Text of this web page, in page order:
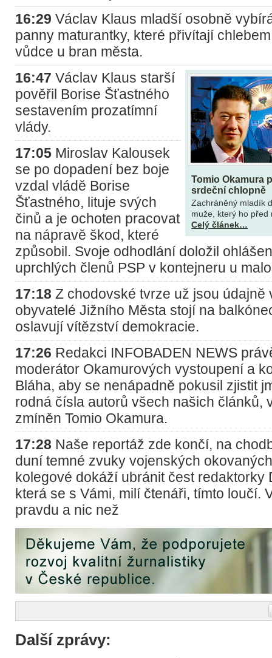
16:29 Václav Klaus mladší osobně
panny maturantky, které přivítají
vůdce u bran města.
Tomio Okamura
srdeční chlopně
Zachráněný mladík
muže, který ho před
Celý článek…
16:47 Václav Klaus starší
pověřil Borise Šťastného
sestavením prozatímní
vlády.
17:05 Miroslav Kalousek
se po dopadení bez boje
vzdal vládě Borise
Šťastného, lituje svých
činů a je ochoten pracovat
na nápravě škod, které
způsobil. Svoje odhodlání doložil
uprchlých členů PSP v kontejneru u
17:18 Z chodovské tvrze už jsou údajně
obyvatelé Jižního Města stojí na
oslavují vítězství demokracie.
17:26 Redakci INFOBADEN NEWS
moderátor Okamurových vystoupení a
Bláha, aby se nenápadně pokusil zjistit
rodná čísla autorů všech našich článků,
zmíněn Tomio Okamura.
17:28 Naše reportáž zde končí, na
duní temné zvuky vojenských
kolegové dokáží ubránit čest redaktorky
která se s Vámi, milí čtenáři, tímto loučí.
pravdu a nic než
Další zprávy: